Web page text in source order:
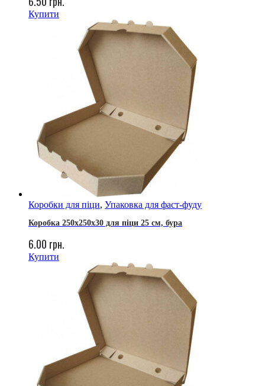
Купити
Коробки для піци, Упаковка для фаст-фуду
Коробка 250х250х30 для піци 25 см, бура
6.00 грн.
Купити